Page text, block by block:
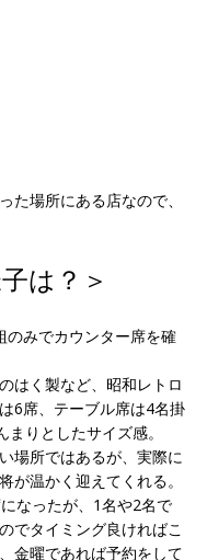
た場所にある店なので、
は？＞
のみでカウンター席を確
はく製など、昭和レトロ
6席、テーブル席は4名掛
りとしたサイズ感。
場所ではあるが、実際に
が温かく迎えてくれる。
なったが、1名や2名で
でタイミング良ければこ
金曜であれば予約をして